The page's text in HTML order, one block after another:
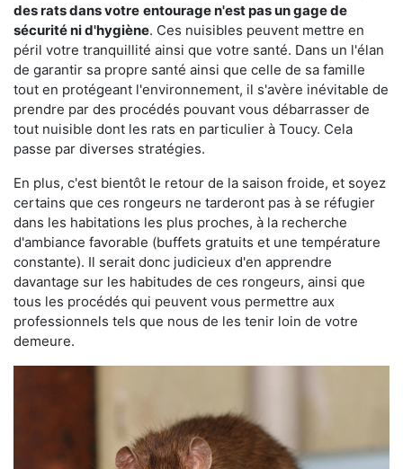
des rats dans votre entourage n'est pas un gage de
sécurité ni d'hygiène. Ces nuisibles peuvent mettre en
péril votre tranquillité ainsi que votre santé. Dans un l'élan
de garantir sa propre santé ainsi que celle de sa famille
tout en protégeant l'environnement, il s'avère inévitable de
prendre par des procédés pouvant vous débarrasser de
tout nuisible dont les rats en particulier à Toucy. Cela
passe par diverses stratégies.
En plus, c'est bientôt le retour de la saison froide, et soyez
certains que ces rongeurs ne tarderont pas à se réfugier
dans les habitations les plus proches, à la recherche
d'ambiance favorable (buffets gratuits et une température
constante). Il serait donc judicieux d'en apprendre
davantage sur les habitudes de ces rongeurs, ainsi que
tous les procédés qui peuvent vous permettre aux
professionnels tels que nous de les tenir loin de votre
demeure.